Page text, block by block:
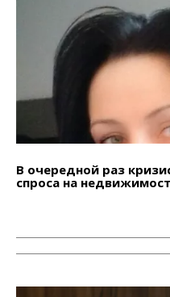
В очередной раз
спроса на